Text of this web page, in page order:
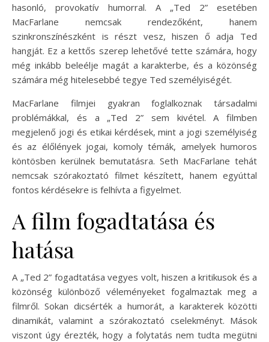
hasonló, provokatív humorral. A „Ted 2” esetében
MacFarlane nemcsak rendezőként, hanem
szinkronszínészként is részt vesz, hiszen ő adja Ted
hangját. Ez a kettős szerep lehetővé tette számára, hogy
még inkább beleélje magát a karakterbe, és a közönség
számára még hitelesebbé tegye Ted személyiségét.
MacFarlane filmjei gyakran foglalkoznak társadalmi
problémákkal, és a „Ted 2” sem kivétel. A filmben
megjelenő jogi és etikai kérdések, mint a jogi személyiség
és az élőlények jogai, komoly témák, amelyek humoros
köntösben kerülnek bemutatásra. Seth MacFarlane tehát
nemcsak szórakoztató filmet készített, hanem egyúttal
fontos kérdésekre is felhívta a figyelmet.
A film fogadtatása és
hatása
A „Ted 2” fogadtatása vegyes volt, hiszen a kritikusok és a
közönség különböző véleményeket fogalmaztak meg a
filmről. Sokan dicsérték a humorát, a karakterek közötti
dinamikát, valamint a szórakoztató cselekményt. Mások
viszont úgy érezték, hogy a folytatás nem tudta megütni